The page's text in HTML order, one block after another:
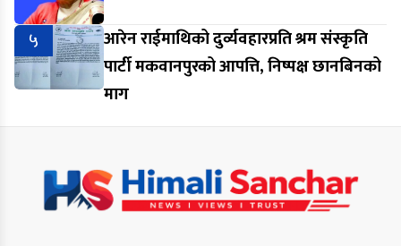
५
आरेन राईमाथिको दुर्व्यवहारप्रति श्रम संस्कृति
पार्टी मकवानपुरको आपत्ति, निष्पक्ष छानबिनको
माग